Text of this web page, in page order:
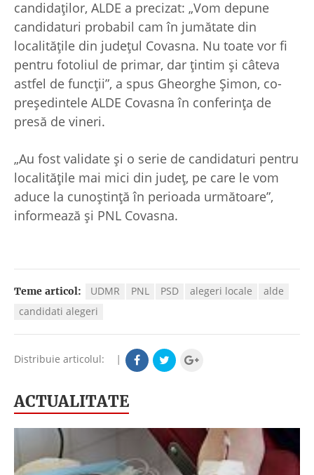
candidaţilor, ALDE a precizat: „Vom depune
candidaturi probabil cam în jumătate din
localităţile din judeţul Covasna. Nu toate vor fi
pentru fotoliul de primar, dar ţintim şi câteva
astfel de funcţii”, a spus Gheorghe Şimon, co-
preşedintele ALDE Covasna în conferinţa de
presă de vineri.
„Au fost validate şi o serie de candidaturi pentru
localităţile mai mici din judeţ, pe care le vom
aduce la cunoştinţă în perioada următoare”,
informează şi PNL Covasna.
Teme articol: UDMR PNL PSD alegeri locale
alde
candidati alegeri
Distribuie articolul: |
ACTUALITATE